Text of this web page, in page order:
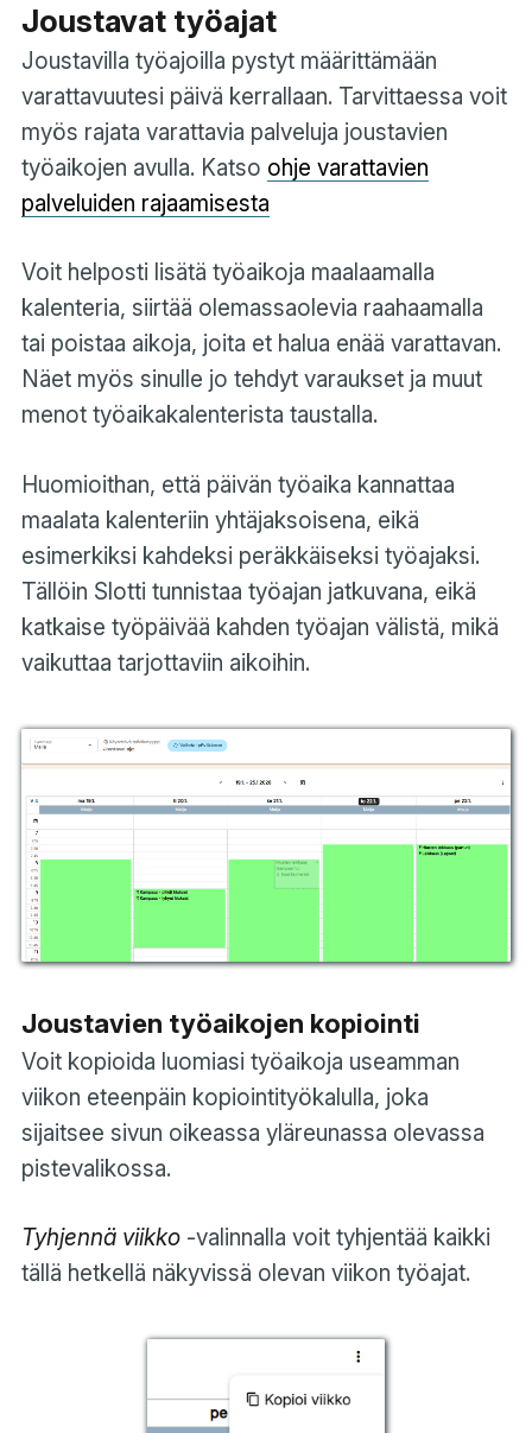
Joustavat työajat
Joustavilla työajoilla pystyt määrittämään
varattavuutesi päivä kerrallaan. Tarvittaessa voit
myös rajata varattavia palveluja joustavien
työaikojen avulla. Katso ohje varattavien
palveluiden rajaamisesta
Voit helposti lisätä työaikoja maalaamalla
kalenteria, siirtää olemassaolevia raahaamalla
tai poistaa aikoja, joita et halua enää varattavan.
Näet myös sinulle jo tehdyt varaukset ja muut
menot työaikakalenterista taustalla.
Huomioithan, että päivän työaika kannattaa
maalata kalenteriin yhtäjaksoisena, eikä
esimerkiksi kahdeksi peräkkäiseksi työajaksi.
Tällöin Slotti tunnistaa työajan jatkuvana, eikä
katkaise työpäivää kahden työajan välistä, mikä
vaikuttaa tarjottaviin aikoihin.
Joustavien työaikojen kopiointi
Voit kopioida luomiasi työaikoja useamman
viikon eteenpäin kopiointityökalulla, joka
sijaitsee sivun oikeassa yläreunassa olevassa
pistevalikossa.
Tyhjennä viikko-valinnalla voit tyhjentää kaikki
tällä hetkellä näkyvissä olevan viikon työajat.